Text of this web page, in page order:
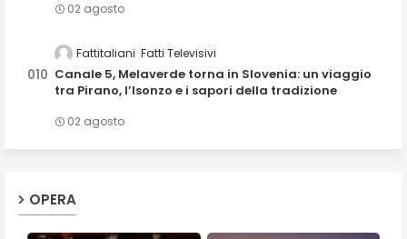
02 agosto
Fattitaliani Fatti Televisivi
Canale 5, Melaverde torna in Slovenia: un viaggio
tra Pirano, l’Isonzo e i sapori della tradizione
02 agosto
OPERA